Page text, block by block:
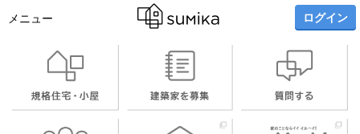
メニュー ログイン